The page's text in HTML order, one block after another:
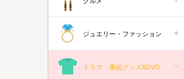
ジュエリー・ファッション
ドラマ・番組グッズ&DVD